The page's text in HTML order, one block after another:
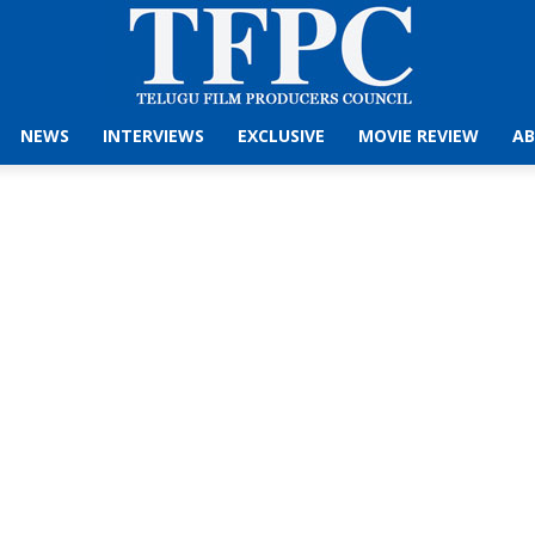
NEWS INTERVIEWS EXCLUSIVE MOVIE REVIEW